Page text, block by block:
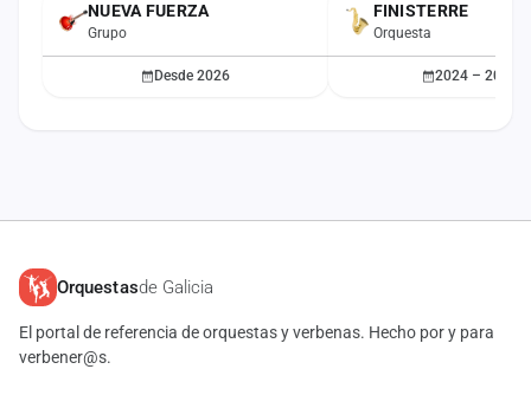
ACTUALNUEVA FUERZA
Grupo
Desde 2026
FINISTERRE
Orquesta
2024 – 2025
Orquestasde Galicia
El portal de referencia de orquestas y verbenas. Hecho por y para
verbener@s.